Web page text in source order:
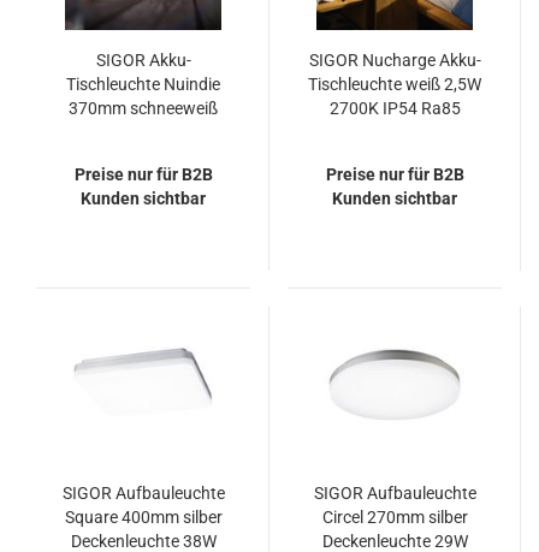
SIGOR Akku-
Tischleuchte Nuindie
370mm schneeweiß
Ra85 dimmbar
Preise nur für B2B
Kunden sichtbar
SIGOR Nucharge Akku-
Tischleuchte weiß 2,5W
2700K IP54 Ra85
Preise nur für B2B
Kunden sichtbar
SIGOR Aufbauleuchte
Square 400mm silber
Deckenleuchte 38W
SIGOR Aufbauleuchte
Circel 270mm silber
Deckenleuchte 29W